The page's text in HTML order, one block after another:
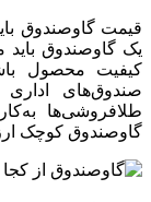
قیمت گاوصندوق
یک گاوصندوق باید
کیفیت محصول
صندوق‌های اداری
طلافروشی‌ها
گاوصندوق کوچک